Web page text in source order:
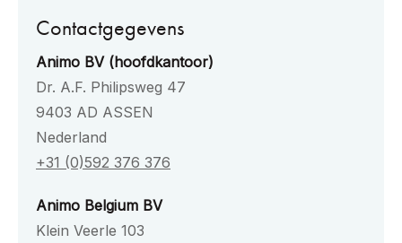
Contactgegevens
Animo BV (hoofdkantoor)
Dr. A.F. Philipsweg 47
9403 AD ASSEN
Nederland
+31 (0)592 376 376
Animo Belgium BV
Klein Veerle 103